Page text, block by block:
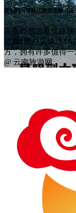
昆明到大理丽江旅游攻略（
云南自驾游最佳路线
过261用户采纳过
方，拥有许多值得
@ 云南旅游网